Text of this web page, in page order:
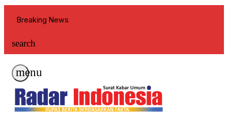
Breaking News
search
menu